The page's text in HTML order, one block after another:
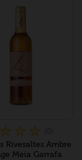
☆ ☆ ☆
Rivesaltes Ambre
Meia Garrafa